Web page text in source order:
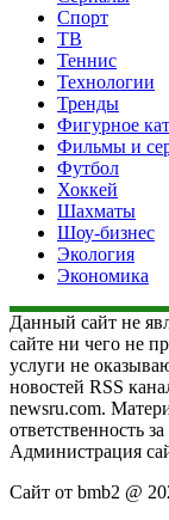
Спорт
ТВ
Теннис
Технологии
Тренды
Фигурное
Фильмы и
Футбол
Хоккей
Шахматы
Шоу-бизнес
Экология
Экономика
Данный сайт не
сайте ни чего не
услуги не
новостей RSS
newsru.com.
ответственность
Администрация
Сайт от bmb2 @